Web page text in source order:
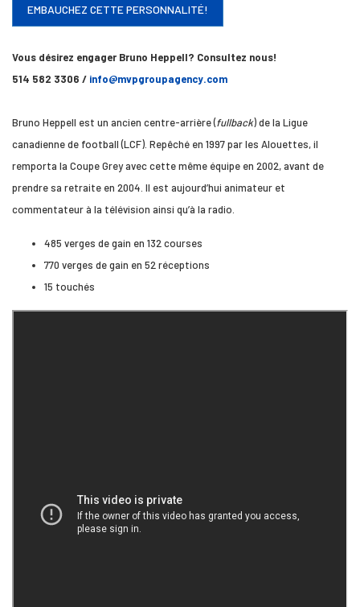
EMBAUCHEZ CETTE PERSONNALITÉ!
Vous désirez engager Bruno Heppell? Consultez nous!
514 582 3306 / info@mvpgroupagency.com
Bruno Heppell est un ancien centre-arrière (fullback) de la Ligue
canadienne de football (LCF). Repêché en 1997 par les Alouettes, il
remporta la Coupe Grey avec cette même équipe en 2002, avant de
prendre sa retraite en 2004. Il est aujourd’hui animateur et
commentateur à la télévision ainsi qu’à la radio.
485 verges de gain en 132 courses
770 verges de gain en 52 réceptions
15 touchés